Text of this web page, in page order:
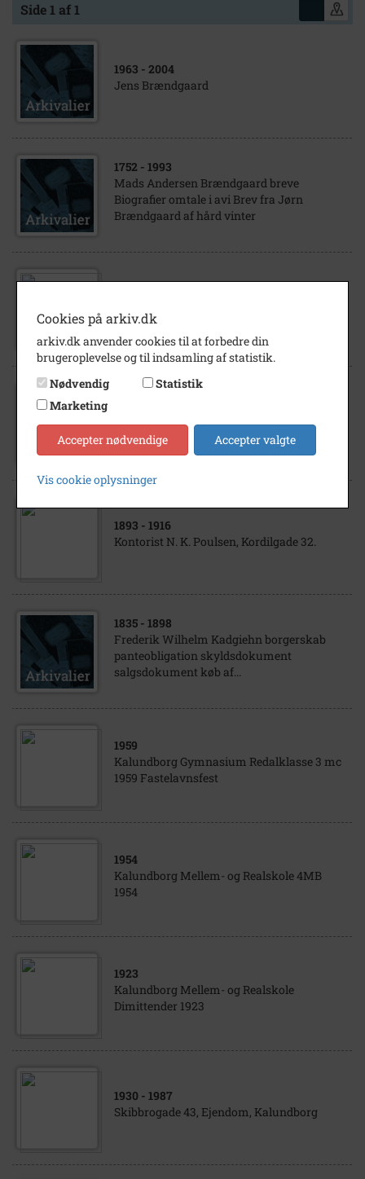
Side 1 af 1
1963 - 2004
Jens Brændgaard
1752 - 1993
Mads Andersen Brændgaard breve
Biografier omtale i avi Brev fra Jørn
Brændgaard af hård vinter
Fam. Brændgaard - portrætter
gården, Kalundborg
1893 - 1916
Kontorist N. K. Poulsen, Kordilgade 32.
1835 - 1898
Frederik Wilhelm Kadgiehn borgerskab
panteobligation skyldsdokument
salgsdokument køb af...
1959
Kalundborg Gymnasium Redalklasse 3 mc
1959 Fastelavnsfest
1954
Kalundborg Mellem- og Realskole 4MB
1954
1923
Kalundborg Mellem- og Realskole
Dimittender 1923
1930 - 1987
Skibbrogade 43, Ejendom, Kalundborg
Cookies på arkiv.dk
arkiv.dk anvender cookies til at forbedre din
brugeroplevelse og til indsamling af statistik.
Nødvendig
Statistik
Marketing
Accepter nødvendige Accepter valgte
Vis cookie oplysninger